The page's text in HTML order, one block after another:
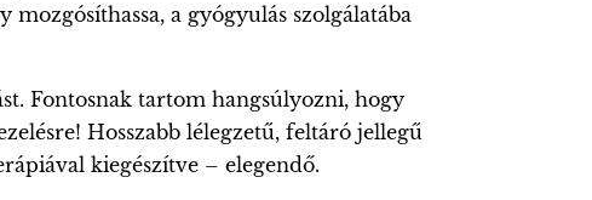
a gyógyulás szolgálatába
Fontosnak tartom hangsúlyozni, hogy
Hosszabb lélegzetű, feltáró jellegű
kiegészítve – elegendő.